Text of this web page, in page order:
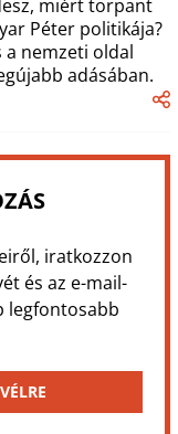
miért torpant
Péter politikája?
a nemzeti oldal
adásában.
iratkozzon
és az e-mail-
legfontosabb